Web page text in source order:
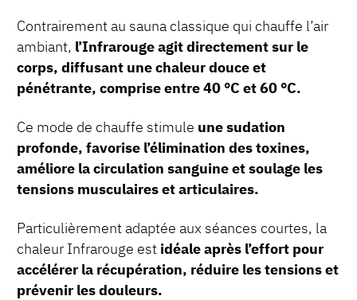
Contrairement au sauna classique qui chauffe l’air
ambiant, l’Infrarouge agit directement sur le
corps, diffusant une chaleur douce et
pénétrante, comprise entre 40 °C et 60 °C.
Ce mode de chauffe stimule une sudation
profonde, favorise l’élimination des toxines,
améliore la circulation sanguine et soulage les
tensions musculaires et articulaires.
Particulièrement adaptée aux séances courtes, la
chaleur Infrarouge est idéale après l’effort pour
accélérer la récupération, réduire les tensions et
prévenir les douleurs.